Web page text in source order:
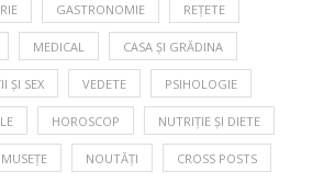
GASTRONOMIE REȚETE
MEDICAL CASA ȘI GRĂDINA
ȘI SEX VEDETE PSIHOLOGIE
HOROSCOP NUTRIȚIE ȘI DIETE
NOUTĂȚI CROSS POSTS